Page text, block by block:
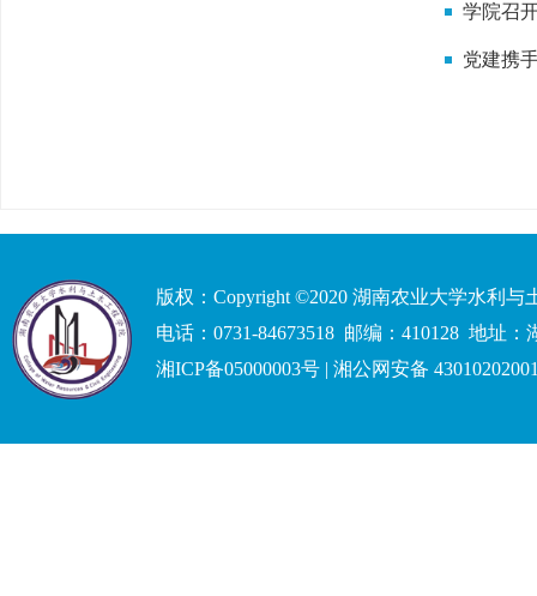
学院召
党建携
版权：Copyright ©2020 湖南农业大学水利与
电话：0731-84673518 邮编：410128 地址
湘ICP备05000003号 | 湘公网安备